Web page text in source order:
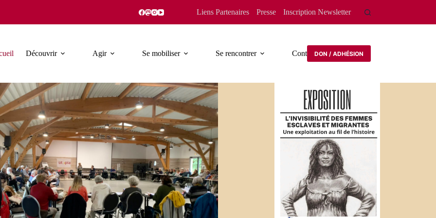
Liens Partenaires Presse Inscription Newsletter
Découvrir Agir Se mobiliser Se rencontrer ContactDON / ADHÉSION